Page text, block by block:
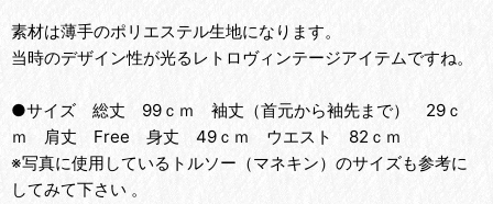
素材は薄手のポリエステル生地になります。
当時のデザイン性が光るレトロヴィンテージアイテムですね。
●サイズ 総丈 99ｃｍ 袖丈（首元から袖先まで） 29ｃ
ｍ 肩丈 Free 身丈 49ｃｍ ウエスト 82ｃｍ
※写真に使用しているトルソー（マネキン）のサイズも参考に
してみて下さい 。